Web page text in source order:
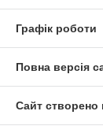
Графік роботи
Повна версія
Сайт створено